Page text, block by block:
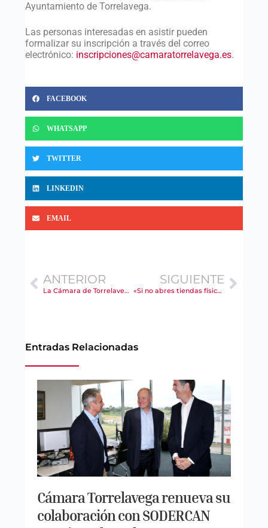
Ayuntamiento de Torrelavega.
Las personas interesadas en asistir pueden
formalizar su inscripción a través del correo
electrónico: inscripciones@camaratorrelavega.es.
FACEBOOK
WHATSAPP
TWITTER
LINKEDIN
EMAIL
ANTERIOR
La Cámara de Torrelavega inaugura la Feria Talento 45+ reivindicando la experiencia como “una ventaja competitiva” para las empresas
SIGUIENTE
«Si no abres tiendas físicas, desaparecerás»: El aviso de Dimas Gimeno a los líderes del mañana
Entradas Relacionadas
Cámara Torrelavega renueva su
colaboración con SODERCAN